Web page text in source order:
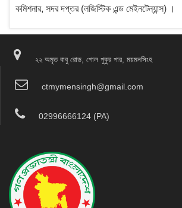
কমিশনার, সদর দপ্তর (লজিস্টিক এন্ড মেইনটেন্যান্স) ।
২২ অমৃত বাবু রোড, গোল পুকুর পার, ময়মনসিংহ
ctmymensingh@gmail.com
02996666124 (PA)